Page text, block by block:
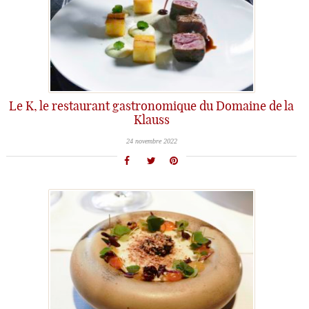
Le K, le restaurant gastronomique du Domaine de la
Klauss
24 novembre 2022